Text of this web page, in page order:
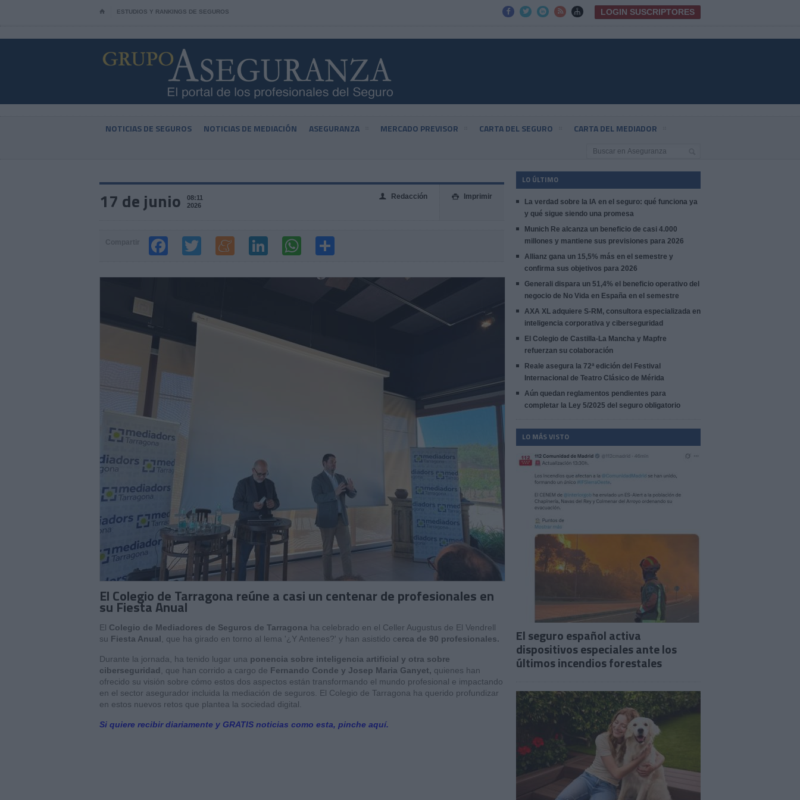
⌂ ESTUDIOS Y RANKINGS DE SEGUROS      LOGIN SUSCRIPTORES
NOTICIAS DE SEGUROS NOTICIAS DE MEDIACIÓN ASEGURANZA MERCADO PREVISOR CARTA DEL SEGURO CARTA DEL MEDIADOR
17 de junio
08:11
2026
 Imprimir
👤 Redacción
El Colegio de Tarragona reúne a casi un centenar de profesionales en
su Fiesta Anual
El Colegio de Mediadores de Seguros de Tarragona ha celebrado en el Celler Augustus de El Vendrell
su Fiesta Anual , que ha girado en torno al lema '¿Y Antenes?' y han asistido cerca de 90 profesionales.
Durante la jornada, ha tenido lugar una ponencia sobre inteligencia artificial y otra sobre
ciberseguridad
, que han corrido a cargo de Fernando Conde y Josep Maria Ganyet, quienes han
ofrecido su visión sobre cómo estos dos aspectos están transformando el mundo profesional e impactando
en el sector asegurador incluida la mediación de seguros. El Colegio de Tarragona ha querido profundizar
en estos nuevos retos que plantea la sociedad digital.
Si quiere recibir diariamente y GRATIS noticias como esta, pinche aquí.
LO ÚLTIMO
La verdad sobre la IA en el seguro: qué funciona ya
y qué sigue siendo una promesa
Munich Re alcanza un beneficio de casi 4.000
millones y mantiene sus previsiones para 2026
Allianz gana un 15,5% más en el semestre y
confirma sus objetivos para 2026
Generali dispara un 51,4% el beneficio operativo del
negocio de No Vida en España en el semestre
AXA XL adquiere S-RM, consultora especializada en
inteligencia corporativa y ciberseguridad
El Colegio de Castilla-La Mancha y Mapfre
refuerzan su colaboración
Reale asegura la 72ª edición del Festival
Internacional de Teatro Clásico de Mérida
Aún quedan reglamentos pendientes para
completar la Ley 5/2025 del seguro obligatorio
LO MÁS VISTO
El seguro español activa
dispositivos especiales ante los
últimos incendios forestales